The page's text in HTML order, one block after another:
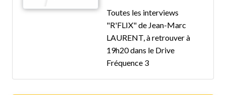
Toutes les interviews
"R'FLIX" de Jean-Marc
LAURENT, à retrouver à
19h20 dans le Drive
Fréquence 3